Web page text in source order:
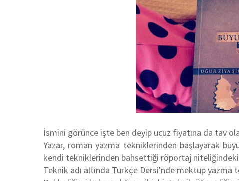
İsmini görünce işte ben deyip ucuz fiyatına da tav
Yazar, roman yazma tekniklerinden başlayarak
kendi tekniklerinden bahsettiği röportaj niteliğindeki
Teknik adı altında Türkçe Dersi'nde mektup